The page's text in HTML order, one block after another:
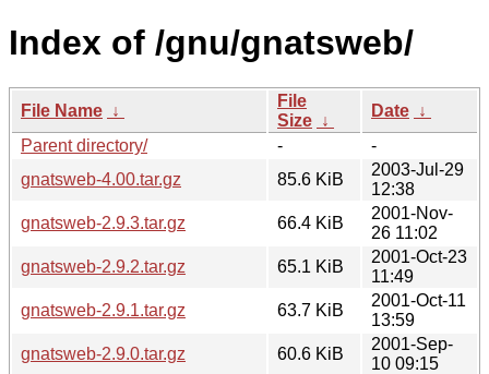
Index of /gnu/gnatsweb/
File Name ↓
File
Size ↓
Date ↓
Parent directory/
-
-
gnatsweb-4.00.tar.gz
85.6 KiB
2003-Jul-29
12:38
gnatsweb-2.9.3.tar.gz
66.4 KiB
2001-Nov-
26 11:02
gnatsweb-2.9.2.tar.gz
65.1 KiB
2001-Oct-23
11:49
gnatsweb-2.9.1.tar.gz
63.7 KiB
2001-Oct-11
13:59
gnatsweb-2.9.0.tar.gz
60.6 KiB
2001-Sep-
10 09:15